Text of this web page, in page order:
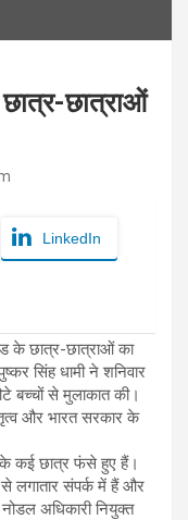
छात्राओं
LinkedIn
के छात्र-छात्राओं का
सिंह धामी ने शनिवार
बच्चों से मुलाकात की।
और भारत सरकार के
कई छात्र फंसे हुए हैं।
लगातार संपर्क में हैं और
अधिकारी नियुक्त